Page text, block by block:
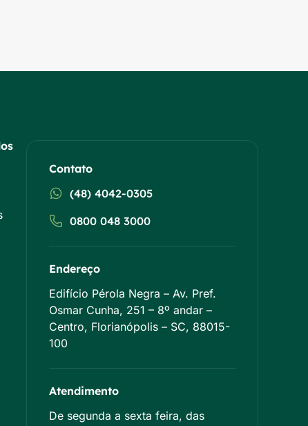
Contato
(48) 4042-0305
0800 048 3000
Endereço
Edifício Pérola Negra – Av. Pref.
Osmar Cunha, 251 – 8º andar –
Centro, Florianópolis – SC, 88015-
100
Atendimento
De segunda a sexta feira, das